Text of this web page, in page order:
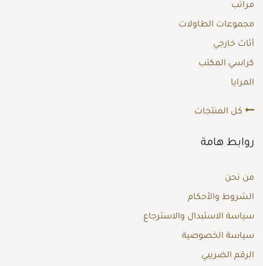
مراتب
مجموعات الطاولات
أثاث خارجي
كراسي المكتب
المرايا
كل المنتجات
روابط هامة
من نحن
الشروط والأحكام
سياسة الاستبدال والاسترجاع
سياسة الخصوصية
الرقم الضريبي